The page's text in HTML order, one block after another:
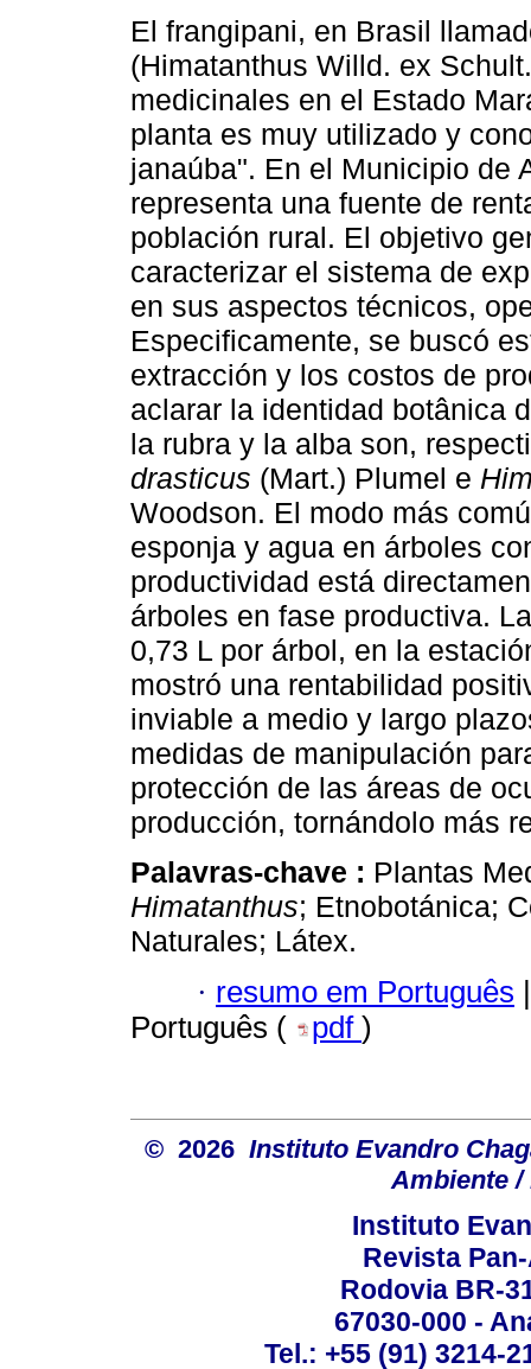
El frangipani, en Brasil
(Himatanthus Willd. ex
medicinales en el Estado
planta es muy utilizado y
janaúba". En el Municipio de
representa una fuente de
población rural. El objetivo
caracterizar el sistema de
en sus aspectos técnicos,
Especificamente, se buscó
extracción y los costos de
aclarar la identidad botânica
la rubra y la alba son,
drasticus (Mart.) Plumel e
Woodson. El modo más
esponja y agua en árboles
productividad está
árboles en fase productiva.
0,73 L por árbol, en la
mostró una rentabilidad
inviable a medio y largo
medidas de manipulación
protección de las áreas de
producción, tornándolo más
Palavras-chave : Plantas
Himatanthus; Etnobotánica;
Naturales; Látex.
· resumo em Português |
Português (
pdf )
© 2026 Instituto Evandro
Ambiente /
Instituto
Revista
Rodovia BR-
67030-000 -
Tel.: +55 (91) 3214-